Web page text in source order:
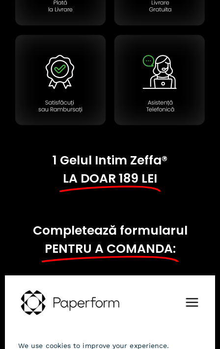
1 Gelul Intim Zeffa®
LA DOAR 189 LEI
Completează formularul
PENTRU A COMANDA: